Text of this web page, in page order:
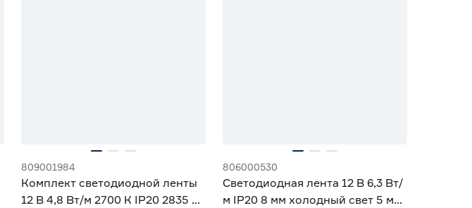
809001984
Комплект светодиодной ленты
12 В 4,8 Вт/м 2700 К IP20 2835 5
806000530
Светодиодная лента 12 В 6,3 Вт/
м IP20 8 мм холодный свет 5 м